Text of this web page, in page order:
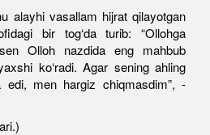
alayhi vasallam hijrat qilayotgan
bir tog‘da turib: “Ollohga
Olloh nazdida eng mahbub
ko‘radi. Agar sening ahling
edi, men hargiz chiqmasdim”, -